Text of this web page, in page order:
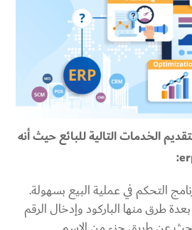
الخدمات التالية للبائع حيث أنه
التحكم في عملية البيع بسهولة.
طرق منها الباركود وإدخال الرقم